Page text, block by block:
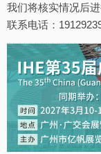
我们将核实情况后进
联系电话：